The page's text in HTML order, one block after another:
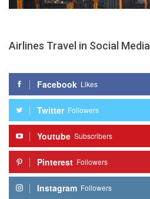
Airlines Travel in Social Media
Facebook Likes
Twitter Followers
Youtube Subscribers
Pinterest Followers
Instagram Followers